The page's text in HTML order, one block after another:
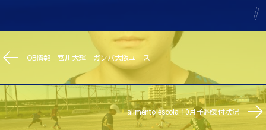
OB情報 宮川大輝 ガンバ大阪ユース
alimento escola 10月予約受付状況